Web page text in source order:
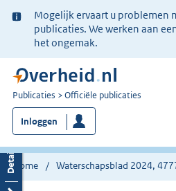
Ter
informatie:
Mogelijk ervaart u problemen
publicaties. We werken aan
het ongemak.
U
bent
nu
hier:
Publicaties Officiële publicaties
Inloggen
Home Waterschapsblad 2024,